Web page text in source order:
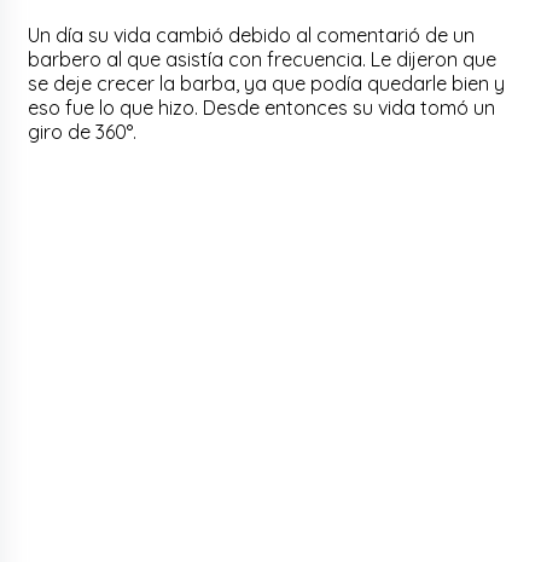
Un día su vida cambió debido al comentarió de un
barbero al que asistía con frecuencia. Le dijeron que
se deje crecer la barba, ya que podía quedarle bien y
eso fue lo que hizo. Desde entonces su vida tomó un
giro de 360°.